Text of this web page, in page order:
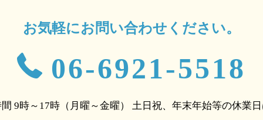
お気軽にお問い合わせください。
06-6921-5518
9時～17時（月曜～金曜） 土日祝、年末年始等の休業